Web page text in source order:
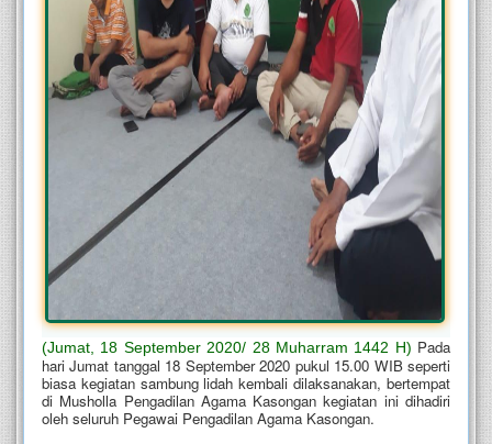
(Jumat, 18 September 2020/ 28 Muharram 1442 H) Pada
hari Jumat tanggal 18 September 2020 pukul 15.00 WIB seperti
biasa kegiatan sambung lidah kembali dilaksanakan, bertempat
di Musholla Pengadilan Agama Kasongan kegiatan ini dihadiri
oleh seluruh Pegawai Pengadilan Agama Kasongan.